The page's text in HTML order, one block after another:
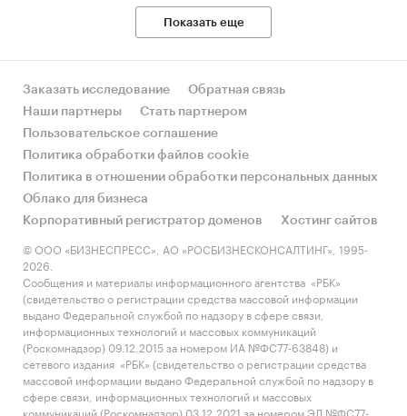
Показать еще
Заказать исследование
Обратная связь
Наши партнеры
Стать партнером
Пользовательское соглашение
Политика обработки файлов cookie
Политика в отношении обработки персональных данных
Облако для бизнеса
Корпоративный регистратор доменов
Хостинг сайтов
© ООО «БИЗНЕСПРЕСС», АО «РОСБИЗНЕСКОНСАЛТИНГ», 1995-
2026.
Сообщения и материалы информационного агентства «РБК»
(свидетельство о регистрации средства массовой информации
выдано Федеральной службой по надзору в сфере связи,
информационных технологий и массовых коммуникаций
(Роскомнадзор) 09.12.2015 за номером ИА №ФС77-63848) и
сетевого издания «РБК» (свидетельство о регистрации средства
массовой информации выдано Федеральной службой по надзору в
сфере связи, информационных технологий и массовых
коммуникаций (Роскомнадзор) 03.12.2021 за номером ЭЛ №ФС77-